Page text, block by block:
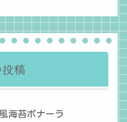
稿
海苔ボナーラ